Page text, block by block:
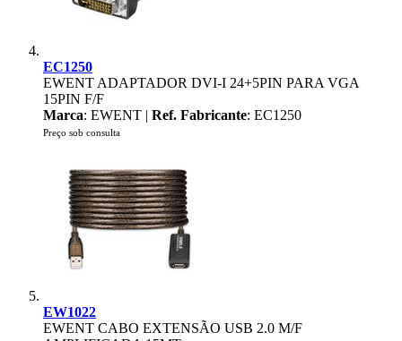
EC1250
EWENT ADAPTADOR DVI-I 24+5PIN PARA VGA
15PIN F/F
Marca: EWENT | Ref. Fabricante: EC1250
Preço sob consulta
EW1022
EWENT CABO EXTENSÃO USB 2.0 M/F